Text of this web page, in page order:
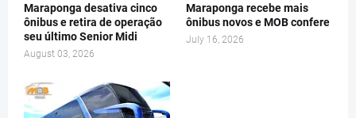
Maraponga desativa cinco
ônibus e retira de operação
seu último Senior Midi
August 03, 2026
Maraponga recebe mais
ônibus novos e MOB confere
July 16, 2026